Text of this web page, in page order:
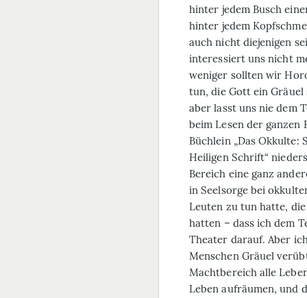
hinter jedem Busch
hinter jedem
auch nicht diejenigen
interessiert uns nicht
weniger sollten wir
tun, die Gott ein Gräuel
aber lasst uns nie dem
beim Lesen der
Büchlein „Das Okkulte:
Heiligen Schrift“
Bereich eine ganz
in Seelsorge bei
Leuten zu tun hatte,
hatten – dass ich dem
Theater darauf. Aber
Menschen Gräuel
Machtbereich alle
Leben aufräumen, und